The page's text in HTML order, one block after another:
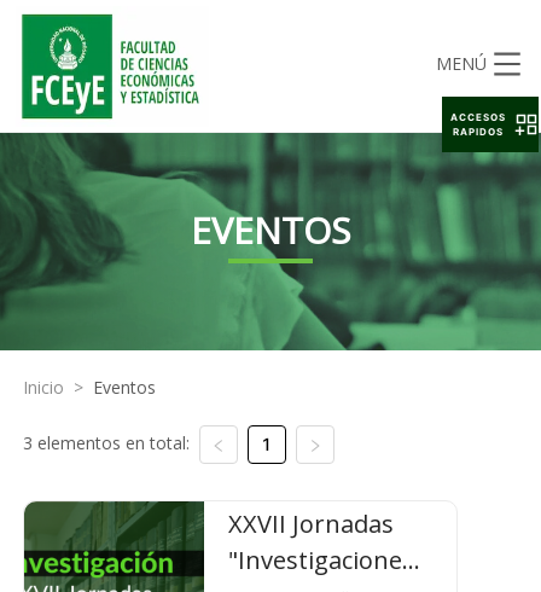
MENÚ
EVENTOS
Inicio > Eventos
3 elementos en total: 1
XXVII Jornadas
"Investigacione...
ACCESOS
RAPIDOS